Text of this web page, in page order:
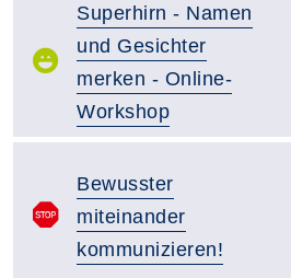
Superhirn - Namen
und Gesichter
merken - Online-
Workshop
Bewusster
miteinander
kommunizieren!